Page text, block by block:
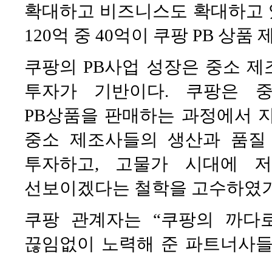
확대하고 비즈니스도 확대하고
120억 중 40억이 쿠팡 PB 상품
쿠팡의 PB사업 성장은 중소
투자가 기반이다. 쿠팡은
PB상품을 판매하는 과정에서
중소 제조사들의 생산과 품
투자하고, 고물가 시대에
선보이겠다는 철학을 고수하였
쿠팡 관계자는 “쿠팡의 까다
끊임없이 노력해 준 파트너사